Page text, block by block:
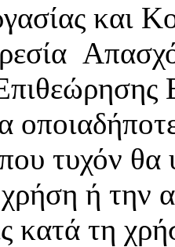
και
τυχόν θα
ή την
κατά τη